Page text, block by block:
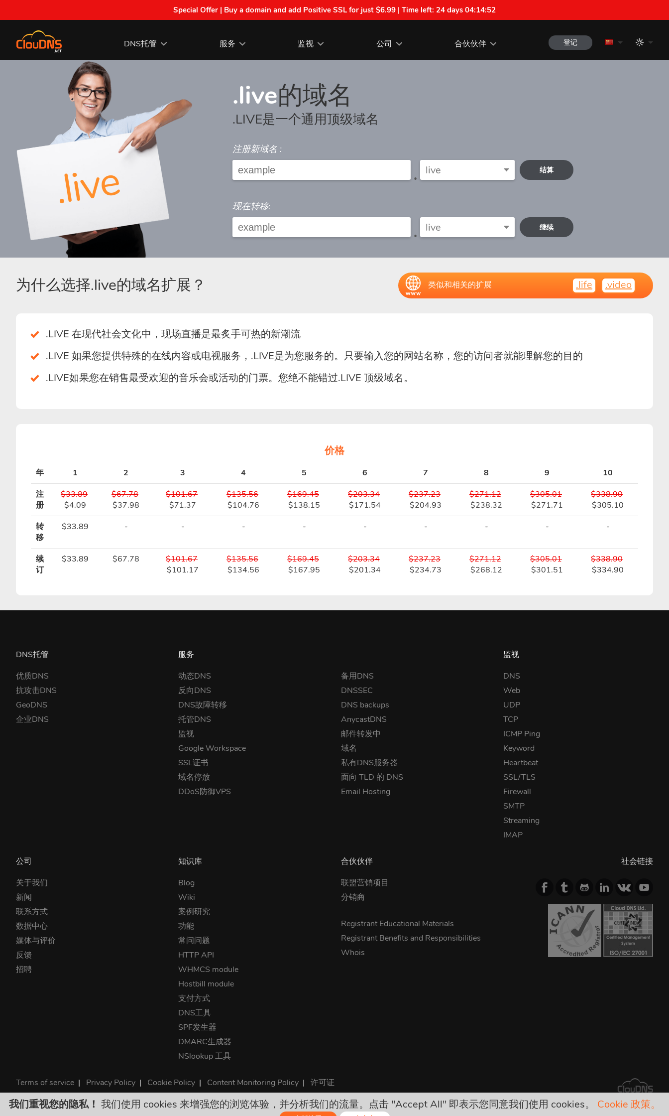
Special Offer | Buy a domain and add Positive SSL for just $6.99 | Time left: 24 days 04:14:52
DNS托管 服务 监视 公司 合伙伙伴 登记
.live
.live的域名
.LIVE是一个通用顶级域名
注册新域名 :
. 结算
现在转移:
. 继续
为什么选择.live的域名扩展？ 类似和相关的扩展 .life .video
.LIVE 在现代社会文化中，现场直播是最炙手可热的新潮流
.LIVE 如果您提供特殊的在线内容或电视服务，.LIVE是为您服务的。只要输入您的网站名称，您的访问者就能理解您的目的
.LIVE如果您在销售最受欢迎的音乐会或活动的门票。您绝不能错过.LIVE 顶级域名。
价格
年 1 2 3 4 5 6 7 8 9
10
注
册
$33.89
$4.09
$67.78
$37.98
$101.67
$71.37
$135.56
$104.76
$169.45
$138.15
$203.34
$171.54
$237.23
$204.93
$271.12
$238.32
$305.01
$271.71
$338.90
$305.10
转
移
$33.89 - - - - - - - - -
续
订
$33.89 $67.78
$101.67
$101.17
$135.56
$134.56
$169.45
$167.95
$203.34
$201.34
$237.23
$234.73
$271.12
$268.12
$305.01
$301.51
$338.90
$334.90
DNS托管
优质DNS
抗攻击DNS
GeoDNS
企业DNS
服务
动态DNS
反向DNS
DNS故障转移
托管DNS
监视
Google Workspace
SSL证书
域名停放
DDoS防御VPS
备用DNS
DNSSEC
DNS backups
AnycastDNS
邮件转发中
域名
私有DNS服务器
面向 TLD 的 DNS
Email Hosting
监视
DNS
Web
UDP
TCP
ICMP Ping
Keyword
Heartbeat
SSL/TLS
Firewall
SMTP
Streaming
IMAP
公司
关于我们
新闻
联系方式
数据中心
媒体与评价
反馈
招聘
知识库
Blog
Wiki
案例研究
功能
常问问题
HTTP API
WHMCS module
Hostbill module
支付方式
DNS工具
SPF发生器
DMARC生成器
NSlookup 工具
合伙伙伴
联盟营销项目
分销商
Registrant Educational Materials
Registrant Benefits and Responsibilities
Whois
社会链接
Terms of service | Privacy Policy | Cookie Policy | Content Monitoring Policy | 许可证
©2026 ClouDNS
所有价格是最终的，包括所有必需的税。没有其他隐藏费用！
我们重视您的隐私！ 我们使用 cookies 来增强您的浏览体验，并分析我们的流量。点击 "Accept All" 即表示您同意我们使用 cookies。 Cookie 政策。